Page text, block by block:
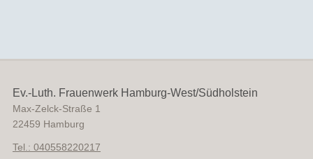
Ev.-Luth. Frauenwerk Hamburg-West/Südholstein
Max-Zelck-Straße 1
22459 Hamburg
Tel.: 040558220217